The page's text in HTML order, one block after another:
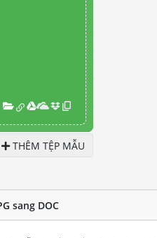
THÊM TỆP MẪU
sang DOC